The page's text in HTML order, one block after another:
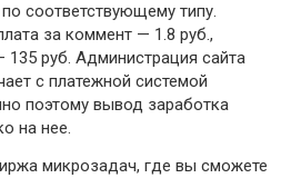
соответствующему типу.
за коммент — 1.8 руб.,
руб. Администрация сайта
с платежной системой
поэтому вывод заработка
на нее.
микрозадач, где вы сможете